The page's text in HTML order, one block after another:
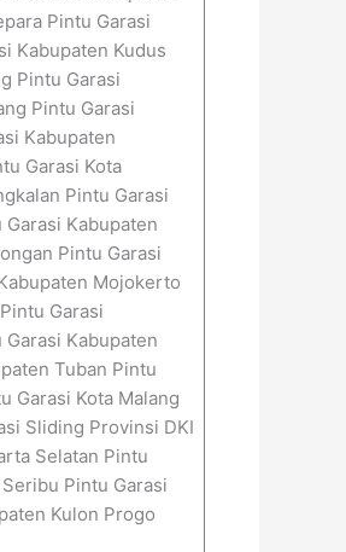
Pintu Garasi
Kabupaten Kudus
Pintu Garasi
Pintu Garasi
Kabupaten
Garasi Kota
Pintu Garasi
Kabupaten
Pintu Garasi
Mojokerto
Garasi
Kabupaten
Tuban Pintu
Garasi Kota Malang
Sliding Provinsi DKI
Selatan Pintu
Pintu Garasi
Kulon Progo